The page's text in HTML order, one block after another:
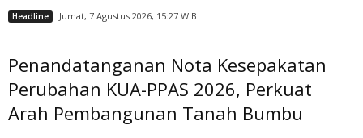
Headline Jumat, 7 Agustus 2026, 15:27 WIB
Penandatanganan Nota Kesepakatan
Perubahan KUA-PPAS 2026, Perkuat
Arah Pembangunan Tanah Bumbu